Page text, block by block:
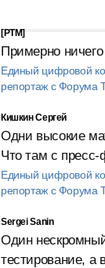
[PTM]
Примерно ничего
Единый цифровой
репортаж с Форума
Кишкин Сергей
Одни высокие
Что там с
Единый цифровой
репортаж с Форума
Sergei Sanin
Один
тестирование, а